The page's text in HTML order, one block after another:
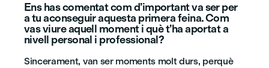
Ens has comentat com d’important va ser per
a tu aconseguir aquesta primera feina. Com
vas viure aquell moment i què t’ha aportat a
nivell personal i professional?
Sincerament, van ser moments molt durs, perquè